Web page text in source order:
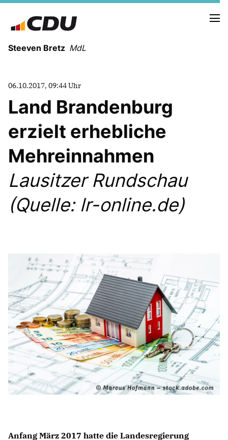
Steeven Bretz MdL
VITA
WAHLKREISBESUCHE
PRESSEFOTOS
MEIN BÜRGERBÜRO
MEIN WAHLKREIS
ZIELE
CDU Deutschland
CDU Fraktion im Brandenburger Landtag
CDU Brandenburg
CDU Potsdam
06.10.2017, 09:44 Uhr
Land Brandenburg
erzielt erhebliche
Mehreinnahmen
Lausitzer Rundschau
(Quelle: lr-online.de)
Anfang März 2017 hatte die Landesregierung